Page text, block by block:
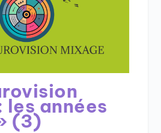
les années
(3)